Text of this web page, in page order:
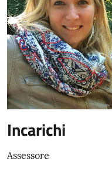
Incarichi
Assessore